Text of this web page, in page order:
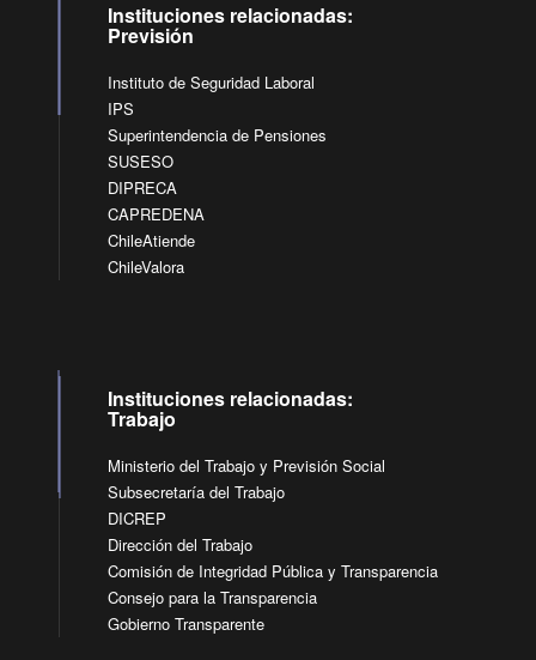
Instituciones relacionadas:
Previsión
Instituto de Seguridad Laboral
IPS
Superintendencia de Pensiones
SUSESO
DIPRECA
CAPREDENA
ChileAtiende
ChileValora
Instituciones relacionadas:
Trabajo
Ministerio del Trabajo y Previsión Social
Subsecretaría del Trabajo
DICREP
Dirección del Trabajo
Comisión de Integridad Pública y Transparencia
Consejo para la Transparencia
Gobierno Transparente